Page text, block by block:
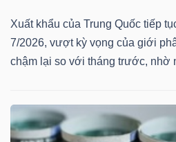
Xuất khẩu của Trung Quốc tiếp
7/2026, vượt kỳ vọng của giới
chậm lại so với tháng trước, nhờ
chứng
khoán